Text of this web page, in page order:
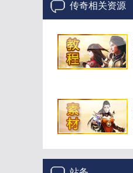
传奇相关资源